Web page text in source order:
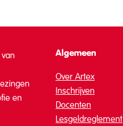
en
Algemeen
Over Artex
Inschrijven
Docenten
Lesgeldreglement